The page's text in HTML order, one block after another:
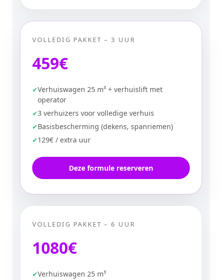
VOLLEDIG PAKKET – 3 UUR
459€
Verhuiswagen 25 m³ + verhuislift met
operator
3 verhuizers voor volledige verhuis
Basisbescherming (dekens, spanriemen)
129€ / extra uur
Deze formule reserveren
VOLLEDIG PAKKET – 6 UUR
1080€
Verhuiswagen 25 m³